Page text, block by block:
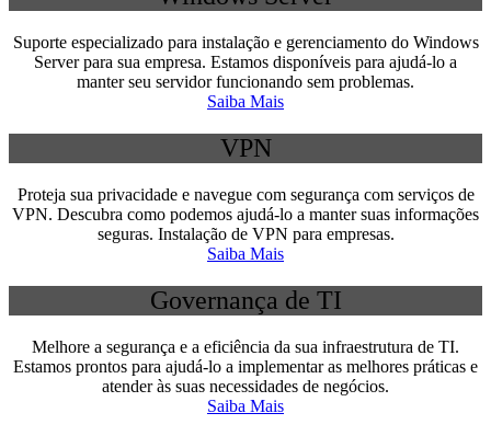
Suporte especializado para instalação e gerenciamento do Windows
Server para sua empresa. Estamos disponíveis para ajudá-lo a
manter seu servidor funcionando sem problemas.
Saiba Mais
VPN
Proteja sua privacidade e navegue com segurança com serviços de
VPN. Descubra como podemos ajudá-lo a manter suas informações
seguras. Instalação de VPN para empresas.
Saiba Mais
Governança de TI
Melhore a segurança e a eficiência da sua infraestrutura de TI.
Estamos prontos para ajudá-lo a implementar as melhores práticas e
atender às suas necessidades de negócios.
Saiba Mais